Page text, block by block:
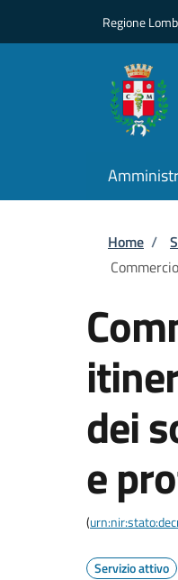
Regione
Home /
dei
e
(
Servizio attivo